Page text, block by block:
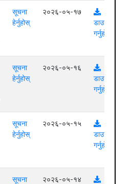
सूचना
हेर्नुहोस्
२०२६-०५-१७
डाउनलोड
गर्नुहोस्
सूचना
हेर्नुहोस्
२०२६-०५-१६
डाउनलोड
गर्नुहोस्
सूचना
हेर्नुहोस्
२०२६-०५-१५
डाउनलोड
गर्नुहोस्
सूचना
२०२६-०५-१४